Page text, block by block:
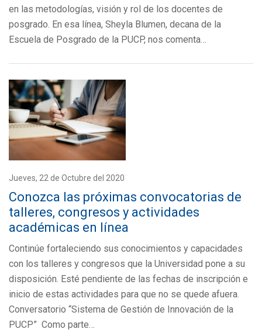
en las metodologías, visión y rol de los docentes de
posgrado. En esa línea, Sheyla Blumen, decana de la
Escuela de Posgrado de la PUCP, nos comenta…
Jueves, 22 de Octubre del 2020
Conozca las próximas convocatorias de
talleres, congresos y actividades
académicas en línea
Continúe fortaleciendo sus conocimientos y capacidades
con los talleres y congresos que la Universidad pone a su
disposición. Esté pendiente de las fechas de inscripción e
inicio de estas actividades para que no se quede afuera.
Conversatorio “Sistema de Gestión de Innovación de la
PUCP” Como parte…